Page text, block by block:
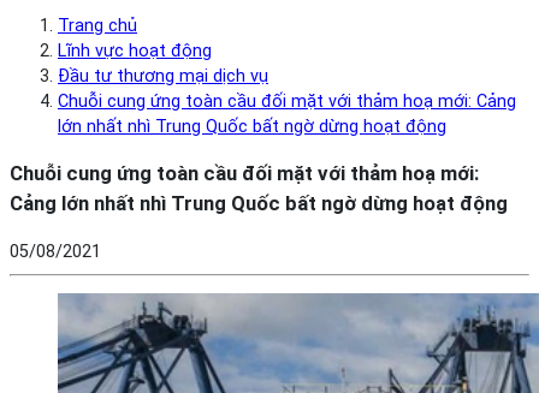
Trang chủ
Lĩnh vực hoạt động
Đầu tư thương mại dịch vụ
Chuỗi cung ứng toàn cầu đối mặt với thảm hoạ mới: Cảng
lớn nhất nhì Trung Quốc bất ngờ dừng hoạt động
Chuỗi cung ứng toàn cầu đối mặt với thảm hoạ mới:
Cảng lớn nhất nhì Trung Quốc bất ngờ dừng hoạt động
05/08/2021